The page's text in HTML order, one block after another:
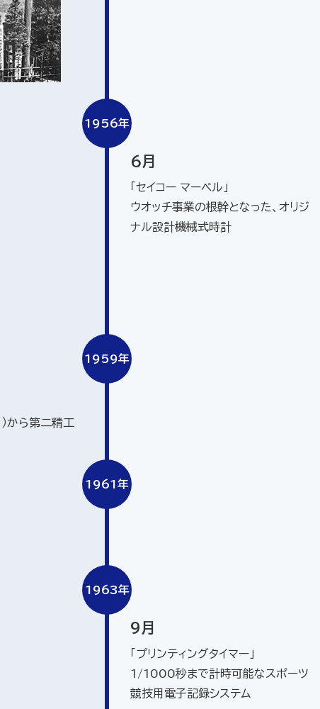
1956年
6月
「セイコー マーベル」
ウオッチ事業の根幹となった、オリジ
ナル設計機械式時計
1959年
）から第二精工
1961年
1963年
9月
「プリンティングタイマー」
1/1000秒まで計時可能なスポーツ
競技用電子記録システム